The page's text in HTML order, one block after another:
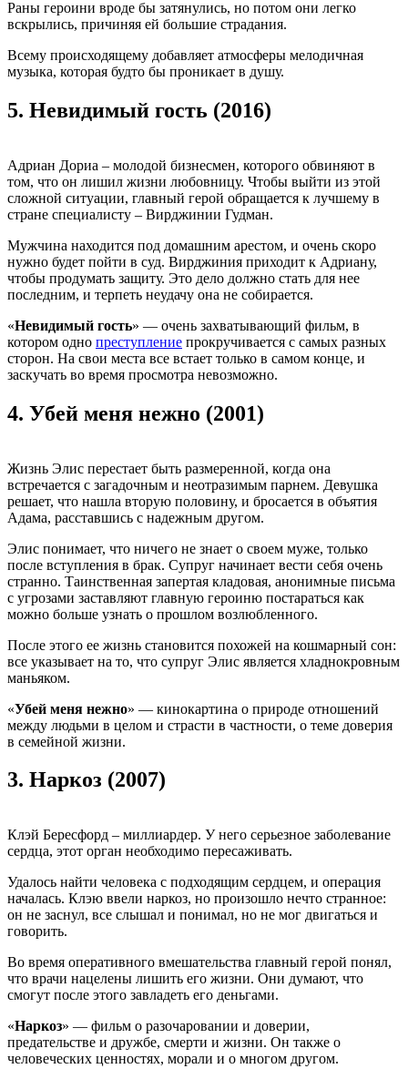
Раны героини вроде бы затянулись, но потом они легко
вскрылись, причиняя ей большие страдания.
Всему происходящему добавляет атмосферы мелодичная
музыка, которая будто бы проникает в душу.
5. Невидимый гость (2016)
Адриан Дориа – молодой бизнесмен, которого обвиняют в
том, что он лишил жизни любовницу. Чтобы выйти из этой
сложной ситуации, главный герой обращается к лучшему в
стране специалисту – Вирджинии Гудман.
Мужчина находится под домашним арестом, и очень скоро
нужно будет пойти в суд. Вирджиния приходит к Адриану,
чтобы продумать защиту. Это дело должно стать для нее
последним, и терпеть неудачу она не собирается.
«Невидимый гость» — очень захватывающий фильм, в
котором одно преступление прокручивается с самых разных
сторон. На свои места все встает только в самом конце, и
заскучать во время просмотра невозможно.
4. Убей меня нежно (2001)
Жизнь Элис перестает быть размеренной, когда она
встречается с загадочным и неотразимым парнем. Девушка
решает, что нашла вторую половину, и бросается в объятия
Адама, расставшись с надежным другом.
Элис понимает, что ничего не знает о своем муже, только
после вступления в брак. Супруг начинает вести себя очень
странно. Таинственная запертая кладовая, анонимные письма
с угрозами заставляют главную героиню постараться как
можно больше узнать о прошлом возлюбленного.
После этого ее жизнь становится похожей на кошмарный сон:
все указывает на то, что супруг Элис является хладнокровным
маньяком.
«Убей меня нежно» — кинокартина о природе отношений
между людьми в целом и страсти в частности, о теме доверия
в семейной жизни.
3. Наркоз (2007)
Клэй Бересфорд – миллиардер. У него серьезное заболевание
сердца, этот орган необходимо пересаживать.
Удалось найти человека с подходящим сердцем, и операция
началась. Клэю ввели наркоз, но произошло нечто странное:
он не заснул, все слышал и понимал, но не мог двигаться и
говорить.
Во время оперативного вмешательства главный герой понял,
что врачи нацелены лишить его жизни. Они думают, что
смогут после этого завладеть его деньгами.
«Наркоз» — фильм о разочаровании и доверии,
предательстве и дружбе, смерти и жизни. Он также о
человеческих ценностях, морали и о многом другом.